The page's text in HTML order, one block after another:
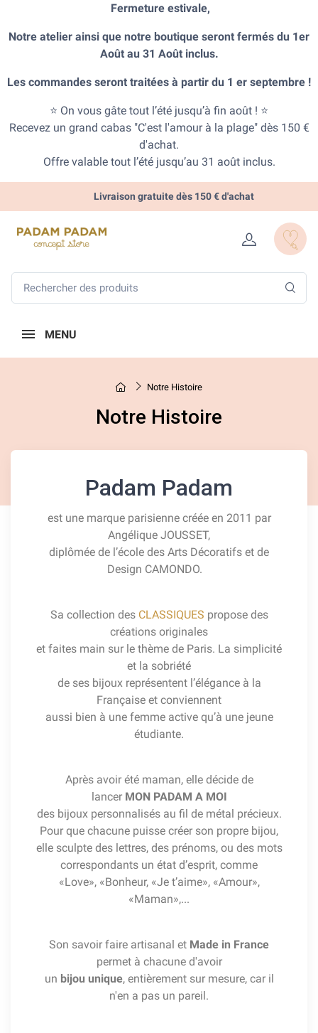
Fermeture estivale,
Notre atelier ainsi que notre boutique seront fermés du 1er
Août au 31 Août inclus.
Les commandes seront traitées à partir du 1 er septembre !
⭐ On vous gâte tout l’été jusqu’à fin août ! ⭐
Recevez un grand cabas "C'est l'amour à la plage" dès 150 €
d'achat.
Offre valable tout l’été jusqu’au 31 août inclus.
Livraison gratuite dès 150 € d'achat
MENU
Notre Histoire
Notre Histoire
Padam Padam
est une marque parisienne créée en 2011 par
Angélique JOUSSET,
diplômée de l’école des Arts Décoratifs et de
Design CAMONDO.
Sa collection des CLASSIQUES propose des
créations originales
et faites main sur le thème de Paris. La simplicité
et la sobriété
de ses bijoux représentent l’élégance à la
Française et conviennent
aussi bien à une femme active qu’à une jeune
étudiante.
Après avoir été maman, elle décide de
lancer MON PADAM A MOI
des bijoux personnalisés au fil de métal précieux.
Pour que chacune puisse créer son propre bijou,
elle sculpte des lettres, des prénoms, ou des mots
correspondants un état d’esprit, comme
«Love», «Bonheur, «Je t’aime», «Amour»,
«Maman»,...
Son savoir faire artisanal et Made in France
permet à chacune d'avoir
un bijou unique, entièrement sur mesure, car il
n'en a pas un pareil.